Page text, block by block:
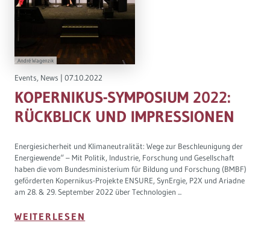
André Wagenzik
Events, News | 07.10.2022
KOPERNIKUS-SYMPOSIUM 2022:
RÜCKBLICK UND IMPRESSIONEN
Energiesicherheit und Klimaneutralität: Wege zur Beschleunigung der
Energiewende“ – Mit Politik, Industrie, Forschung und Gesellschaft
haben die vom Bundesministerium für Bildung und Forschung (BMBF)
geförderten Kopernikus-Projekte ENSURE, SynErgie, P2X und Ariadne
am 28. & 29. September 2022 über Technologien ...
WEITERLESEN